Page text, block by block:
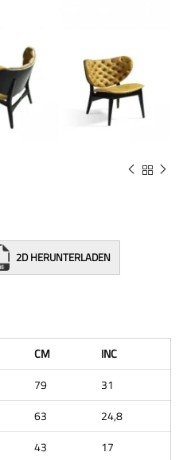
2D HERUNTERLADEN
CM
INC
79
31
63
24,8
43
17